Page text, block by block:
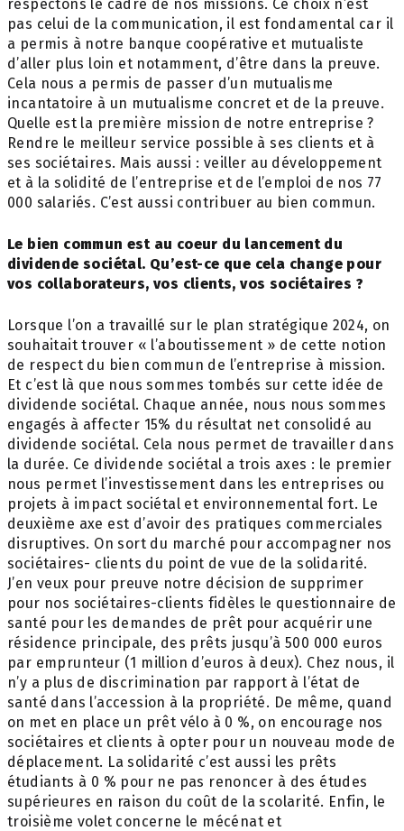
respectons le cadre de nos missions. Ce choix n’est
pas celui de la communication, il est fondamental car il
a permis à notre banque coopérative et mutualiste
d’aller plus loin et notamment, d’être dans la preuve.
Cela nous a permis de passer d’un mutualisme
incantatoire à un mutualisme concret et de la preuve.
Quelle est la première mission de notre entreprise ?
Rendre le meilleur service possible à ses clients et à
ses sociétaires. Mais aussi : veiller au développement
et à la solidité de l’entreprise et de l’emploi de nos 77
000 salariés. C’est aussi contribuer au bien commun.
Le bien commun est au coeur du lancement du
dividende sociétal. Qu’est-ce que cela change pour
vos collaborateurs, vos clients, vos sociétaires ?
Lorsque l’on a travaillé sur le plan stratégique 2024, on
souhaitait trouver « l’aboutissement » de cette notion
de respect du bien commun de l’entreprise à mission.
Et c’est là que nous sommes tombés sur cette idée de
dividende sociétal. Chaque année, nous nous sommes
engagés à affecter 15% du résultat net consolidé au
dividende sociétal. Cela nous permet de travailler dans
la durée. Ce dividende sociétal a trois axes : le premier
nous permet l’investissement dans les entreprises ou
projets à impact sociétal et environnemental fort. Le
deuxième axe est d’avoir des pratiques commerciales
disruptives. On sort du marché pour accompagner nos
sociétaires- clients du point de vue de la solidarité.
J’en veux pour preuve notre décision de supprimer
pour nos sociétaires-clients fidèles le questionnaire de
santé pour les demandes de prêt pour acquérir une
résidence principale, des prêts jusqu’à 500 000 euros
par emprunteur (1 million d’euros à deux). Chez nous, il
n’y a plus de discrimination par rapport à l’état de
santé dans l’accession à la propriété. De même, quand
on met en place un prêt vélo à 0 %, on encourage nos
sociétaires et clients à opter pour un nouveau mode de
déplacement. La solidarité c’est aussi les prêts
étudiants à 0 % pour ne pas renoncer à des études
supérieures en raison du coût de la scolarité. Enfin, le
troisième volet concerne le mécénat et